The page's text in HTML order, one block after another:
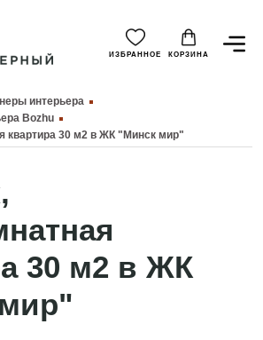
ИЗБРАННОЕ КОРЗИНА
интерьера
Bozhu
квартира 30 м2 в ЖК "Минск мир"
30 м2 в ЖК